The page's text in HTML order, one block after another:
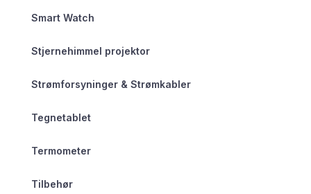
Smart Watch
Stjernehimmel projektor
Strømforsyninger & Strømkabler
Tegnetablet
Termometer
Tilbehør